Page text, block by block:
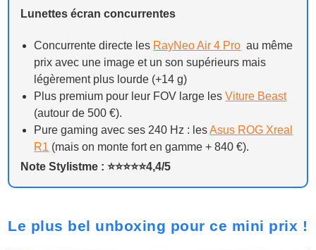
Lunettes écran concurrentes
Concurrente directe les RayNeo Air 4 Pro au même
prix avec une image et un son supérieurs mais
légèrement plus lourde (+14 g)
Plus premium pour leur FOV large lesViture Beast
(autour de 500 €).
Pure gaming avec ses 240 Hz : lesAsus ROG Xreal
R1 (mais on monte fort en gamme + 840 €).
Note Stylistme : ⭐️⭐️⭐️⭐️⭐️4,4/5
Le plus bel unboxing pour ce mini prix !